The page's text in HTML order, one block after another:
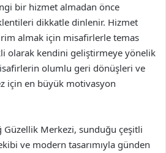
bir hizmet almadan önce
dikkatle dinlenir. Hizmet
almak için misafirlerle temas
olarak kendini geliştirmeye yönelik
olumlu geri dönüşleri ve
için en büyük motivasyon
Güzellik Merkezi, sunduğu çeşitli
ve modern tasarımıyla günden